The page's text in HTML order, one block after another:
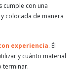
cumple con una
colocada de manera
experiencia. Él
y cuánto material
terminar.